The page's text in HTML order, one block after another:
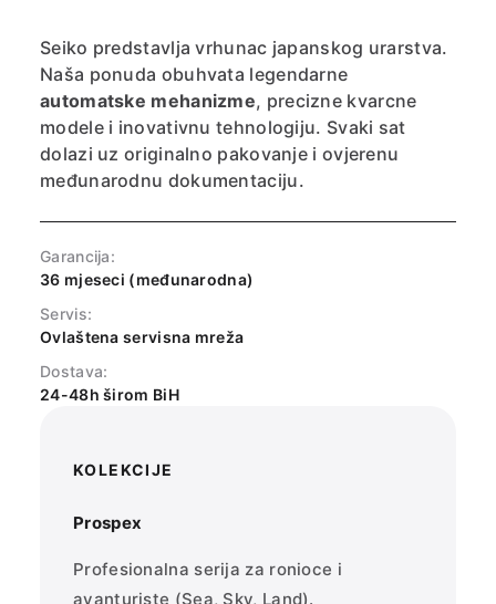
Seiko predstavlja vrhunac japanskog urarstva.
Naša ponuda obuhvata legendarne
automatske mehanizme, precizne kvarcne
modele i inovativnu tehnologiju. Svaki sat
dolazi uz originalno pakovanje i ovjerenu
međunarodnu dokumentaciju.
Garancija:
36 mjeseci (međunarodna)
Servis:
Ovlaštena servisna mreža
Dostava:
24-48h širom BiH
KOLEKCIJE
Prospex
Profesionalna serija za ronioce i
avanturiste (Sea, Sky, Land).